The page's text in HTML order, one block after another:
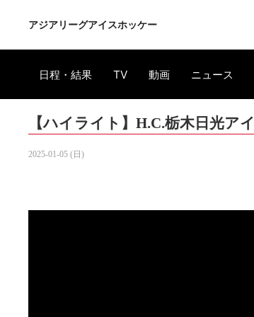
アジアリーグアイスホッケー
日程・結果 TV 動画 ニュース
【ハイライト】H.C.栃木日光ア
2025-01-05 (日)